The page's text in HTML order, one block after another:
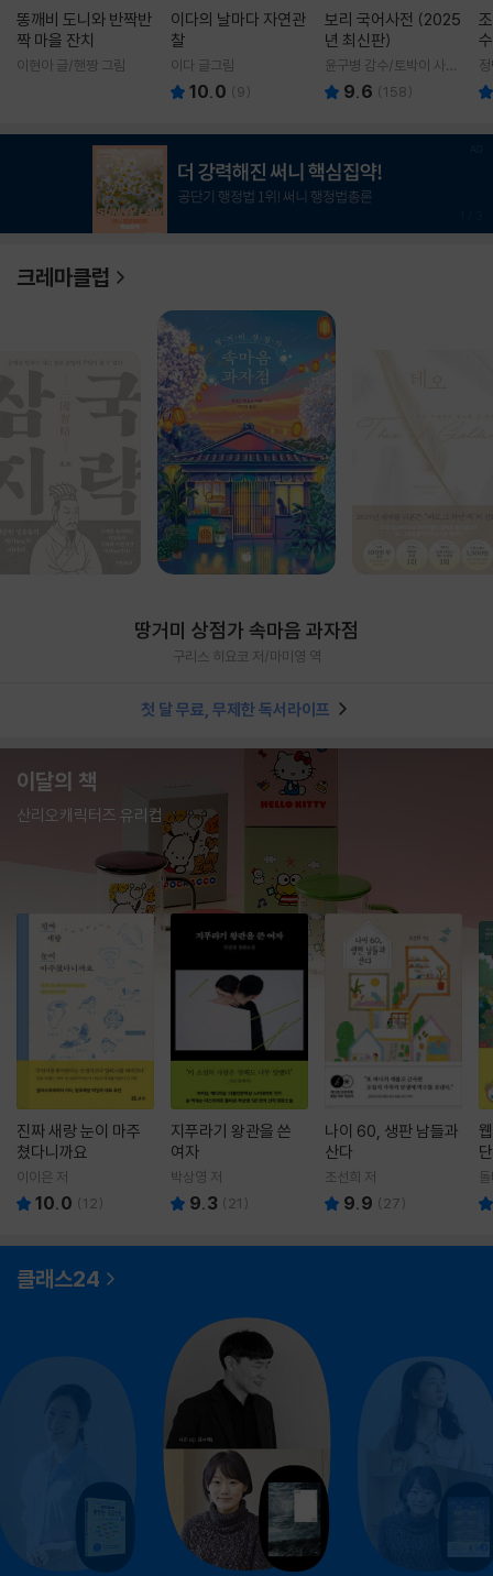
똥깨비 도니와 반짝반
짝 마을 잔치
이현아 글/핸짱 그림
이다의 날마다 자연관
찰
이다 글그림
10.0 (9)
보리 국어사전 (2025
년 최신판)
윤구병 감수/토박이 사전
편찬실 편
9.6 (158)
크레마클럽
땅거미 상점가 속마음 과자점
구리스 히요코 저/마미영 역
첫 달 무료, 무제한 독서라이프
이달의 책
산리오캐릭터즈 유리컵
진짜 새랑 눈이 마주
쳤다니까요
이이은 저
10.0 (12)
지푸라기 왕관을 쓴
여자
박상영 저
9.3 ( 21 )
나이 60, 생판 남들과
산다
조선희 저
9.9 ( 27)
클래스24